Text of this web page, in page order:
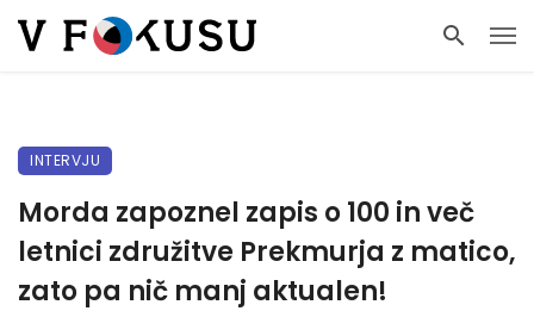
INTERVJU
Morda zapoznel zapis o 100 in več
letnici združitve Prekmurja z matico,
zato pa nič manj aktualen!